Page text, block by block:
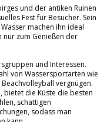
und der antiken Ruinen
Fest für Besucher. Sein
machen ihn ideal
nur zum Genießen der
und Interessen.
von Wassersportarten wie
Beachvolleyball vergnügen.
bietet die Küste die besten
schattigen
sodass man